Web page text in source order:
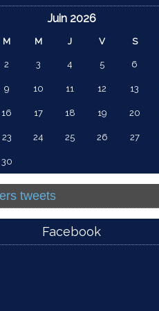
Juin 2026
M M J V S
2 3 4 5 6
9 10 11 12 13
16 17 18 19 20
23 24 25 26 27
30
tweets
Facebook